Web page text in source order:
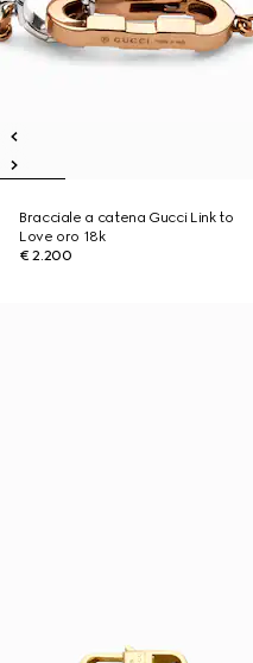
Bracciale a catena Gucci Link to
Love oro 18k
€ 2.200